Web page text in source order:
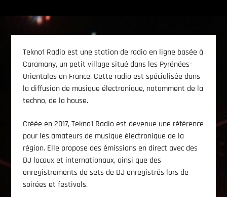
Artiste
Emission En Cours
La Playlist
Tekno1 Radio est une station de radio en ligne basée à
Caramany, un petit village situé dans les Pyrénées-
Orientales en France. Cette radio est spécialisée dans
la diffusion de musique électronique, notamment de la
techno, de la house.
Créée en 2017, Tekno1 Radio est devenue une référence
pour les amateurs de musique électronique de la
région. Elle propose des émissions en direct avec des
DJ locaux et internationaux, ainsi que des
enregistrements de sets de DJ enregistrés lors de
soirées et festivals.